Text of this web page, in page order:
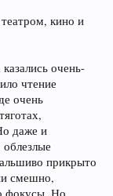
кино и
очень-
чтение
очень
даже и
прикрыто
смешно,